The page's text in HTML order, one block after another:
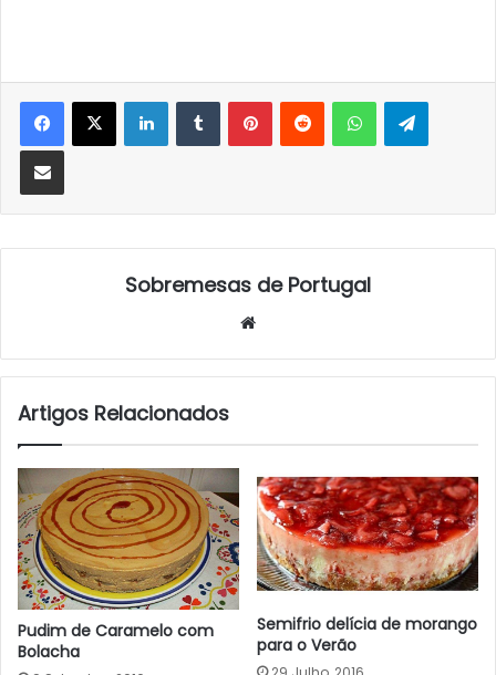
LinkedInTumblrPinterestReddit WhatsApp
Partilhar Via Email
Sobremesas de Portugal
Artigos Relacionados
Pudim de Caramelo com
Bolacha
Semifrio delícia de morango
para o Verão